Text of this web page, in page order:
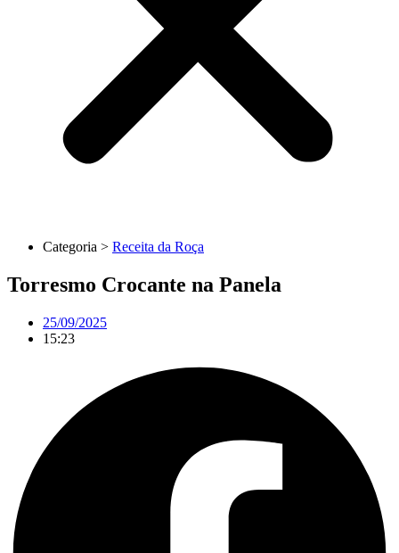
Categoria > Receita da Roça
Torresmo Crocante na Panela
25/09/2025
15:23